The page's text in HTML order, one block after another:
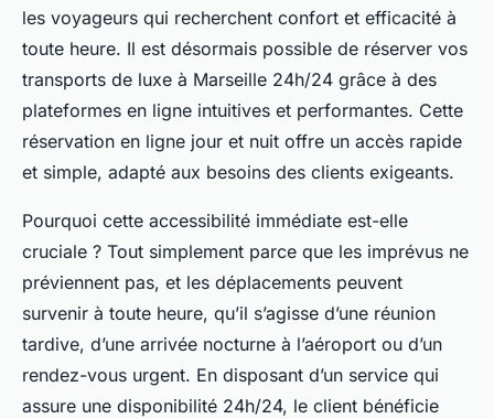
les voyageurs qui recherchent confort et efficacité à
toute heure. Il est désormais possible de réserver vos
transports de luxe à Marseille 24h/24 grâce à des
plateformes en ligne intuitives et performantes. Cette
réservation en ligne jour et nuit offre un accès rapide
et simple, adapté aux besoins des clients exigeants.
Pourquoi cette accessibilité immédiate est-elle
cruciale ? Tout simplement parce que les imprévus ne
préviennent pas, et les déplacements peuvent
survenir à toute heure, qu’il s’agisse d’une réunion
tardive, d’une arrivée nocturne à l’aéroport ou d’un
rendez-vous urgent. En disposant d’un service qui
assure une disponibilité 24h/24, le client bénéficie